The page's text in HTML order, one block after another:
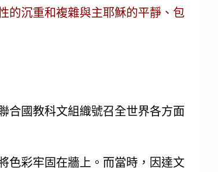
的沉重和複雜與主耶穌的平靜、包
合國教科文組織號召全世界各方面
色彩牢固在牆上。而當時，因達文